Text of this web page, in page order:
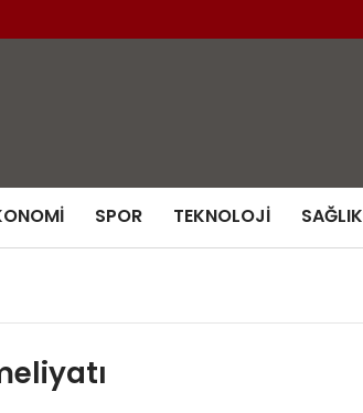
SPOR TEKNOLOJI SAĞLIK